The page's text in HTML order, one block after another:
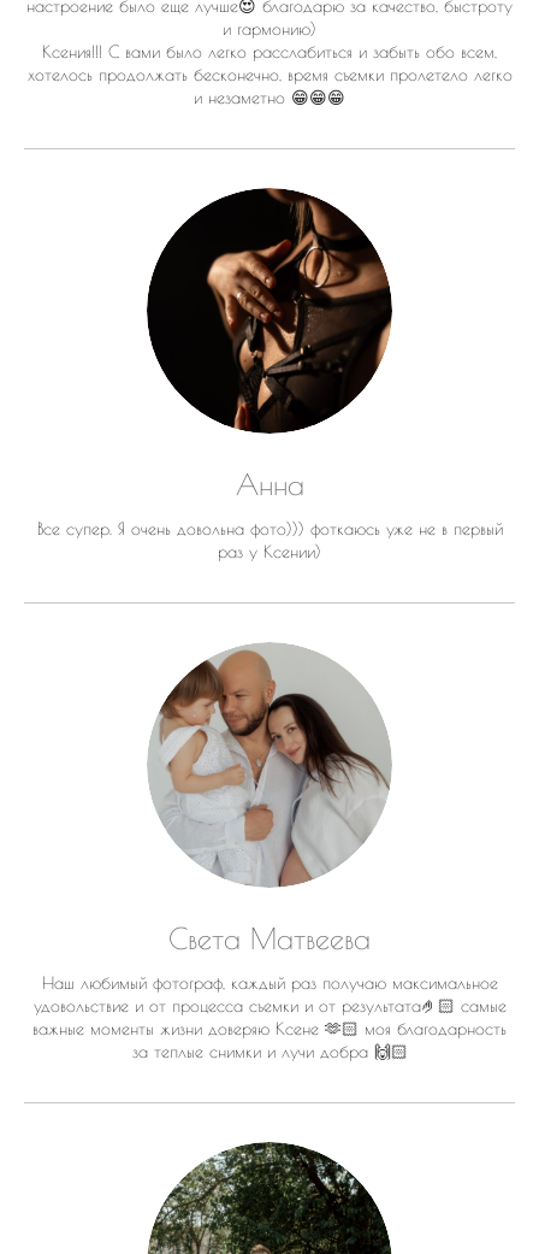
настроение было еще лучше😍 благодарю за качество, быстроту
и гармонию)
Ксения!!! С вами было легко расслабиться и забыть обо всем,
хотелось продолжать бесконечно, время съемки пролетело легко
и незаметно 😁😁😁
Анна
Все супер. Я очень довольна фото))) фоткаюсь уже не в первый
раз у Ксении)
Света Матвеева
Наш любимый фотограф, каждый раз получаю максимальное
удовольствие и от процесса съемки и от результата🤌🏻 самые
важные моменты жизни доверяю Ксене 🫶🏻 моя благодарность
за теплые снимки и лучи добра 🙌🏻